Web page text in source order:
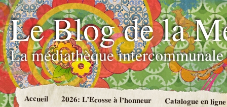
Le Blog de la
La médiathèque
Accueil 2026: L’Ecosse à l’honneur Catalogue en